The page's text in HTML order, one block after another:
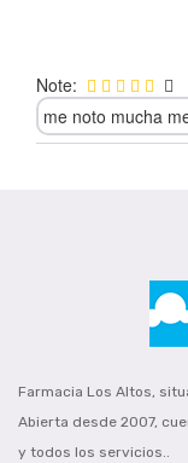
Note:
me noto mucha
Farmacia Los Altos,
Abierta desde 2007,
y todos los servicios..